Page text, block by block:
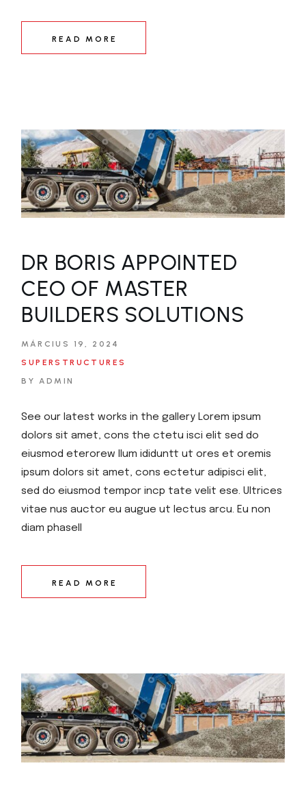
READ MORE
DR BORIS APPOINTED
CEO OF MASTER
BUILDERS SOLUTIONS​
MÁRCIUS 19, 2024
SUPERSTRUCTURES
BY ADMIN
See our latest works in the gallery Lorem ipsum
dolors sit amet, cons the ctetu isci elit sed do
eiusmod eterorew llum ididuntt ut ores et oremis
ipsum dolors sit amet, cons ectetur adipisci elit,
sed do eiusmod tempor incp tate velit ese. Ultrices
vitae nus auctor eu augue ut lectus arcu. Eu non
diam phasell
READ MORE